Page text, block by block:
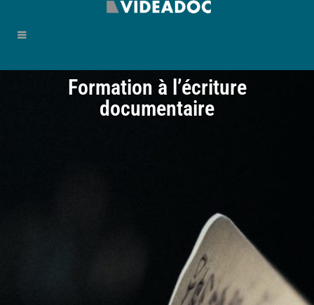
Formation à l’écriture
documentaire